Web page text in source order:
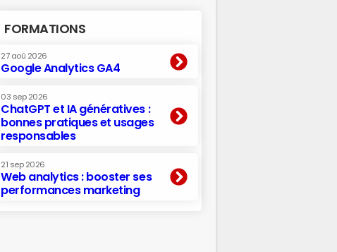
FORMATIONS
27 aoû 2026
Google Analytics GA4
03 sep 2026
ChatGPT et IA génératives :
bonnes pratiques et usages
responsables
21 sep 2026
Web analytics : booster ses
performances marketing